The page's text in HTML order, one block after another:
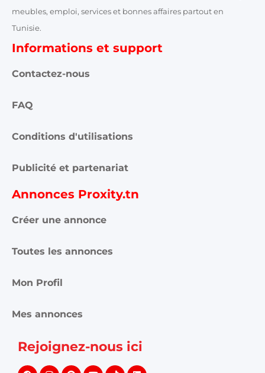
meubles, emploi, services et bonnes affaires partout en
Tunisie.
Informations et support
Contactez-nous
FAQ
Conditions d'utilisations
Publicité et partenariat
Annonces Proxity.tn
Créer une annonce
Toutes les annonces
Mon Profil
Mes annonces
Rejoignez-nous ici